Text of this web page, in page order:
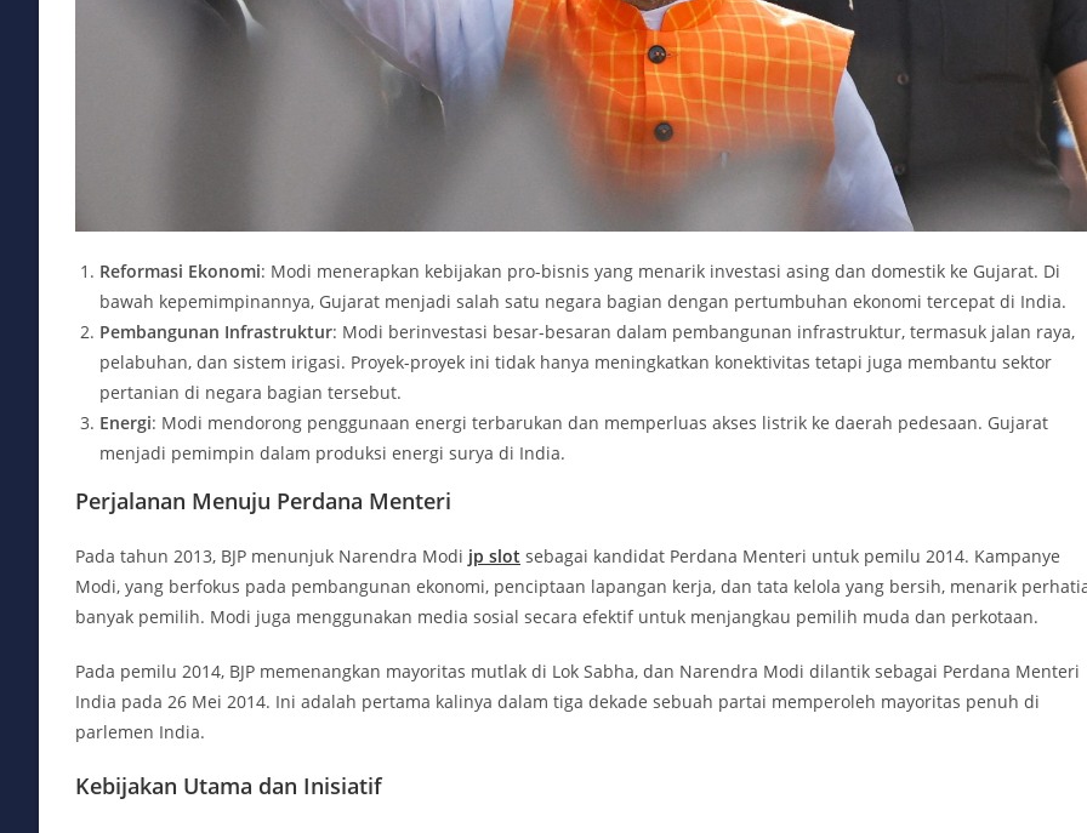
Reformasi Ekonomi: Modi menerapkan kebijakan pro-bisnis yang menarik investasi asing dan domestik ke Gujarat. Di
bawah kepemimpinannya, Gujarat menjadi salah satu negara bagian dengan pertumbuhan ekonomi tercepat di India.
Pembangunan Infrastruktur: Modi berinvestasi besar-besaran dalam pembangunan infrastruktur, termasuk jalan raya,
pelabuhan, dan sistem irigasi. Proyek-proyek ini tidak hanya meningkatkan konektivitas tetapi juga membantu sektor
pertanian di negara bagian tersebut.
Energi: Modi mendorong penggunaan energi terbarukan dan memperluas akses listrik ke daerah pedesaan. Gujarat
menjadi pemimpin dalam produksi energi surya di India.
Perjalanan Menuju Perdana Menteri
Pada tahun 2013, BJP menunjuk Narendra Modi jp slot sebagai kandidat Perdana Menteri untuk pemilu 2014. Kampanye
Modi, yang berfokus pada pembangunan ekonomi, penciptaan lapangan kerja, dan tata kelola yang bersih, menarik
banyak pemilih. Modi juga menggunakan media sosial secara efektif untuk menjangkau pemilih muda dan perkotaan.
Pada pemilu 2014, BJP memenangkan mayoritas mutlak di Lok Sabha, dan Narendra Modi dilantik sebagai Perdana Menteri
India pada 26 Mei 2014. Ini adalah pertama kalinya dalam tiga dekade sebuah partai memperoleh mayoritas penuh di
parlemen India.
Kebijakan Utama dan Inisiatif